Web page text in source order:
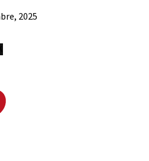
2025